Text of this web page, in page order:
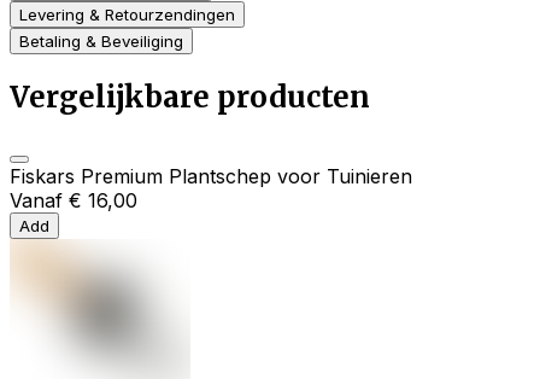
Levering & Retourzendingen
Betaling & Beveiliging
Vergelijkbare producten
Fiskars Premium Plantschep voor Tuinieren
Vanaf € 16,00
Add